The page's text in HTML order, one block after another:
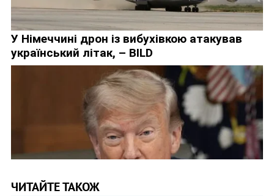
ЧИТАЙТЕ ТАКОЖ